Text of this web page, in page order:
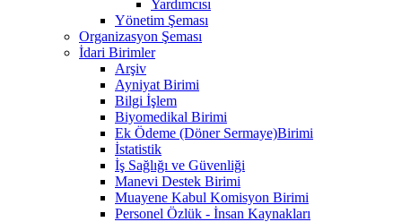
Yardımcısı
Yönetim Şeması
Organizasyon Şeması
İdari Birimler
Arşiv
Ayniyat Birimi
Bilgi İşlem
Biyomedikal Birimi
Ek Ödeme (Döner Sermaye)Birimi
İstatistik
İş Sağlığı ve Güvenliği
Manevi Destek Birimi
Muayene Kabul Komisyon Birimi
Personel Özlük - İnsan Kaynakları